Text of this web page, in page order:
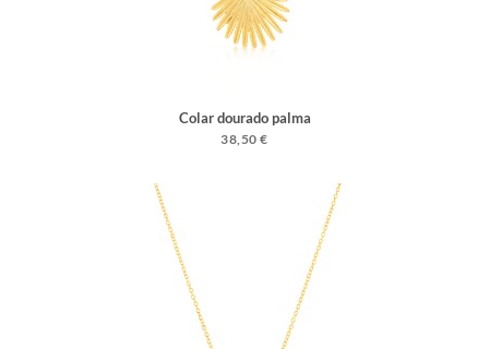
Colar dourado palma
38,50 €